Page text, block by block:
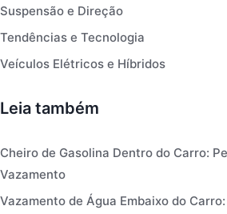
Suspensão e Direção
Tendências e Tecnologia
Veículos Elétricos e Híbridos
Leia também
Cheiro de Gasolina Dentro do Carro:
Vazamento
Vazamento de Água Embaixo do